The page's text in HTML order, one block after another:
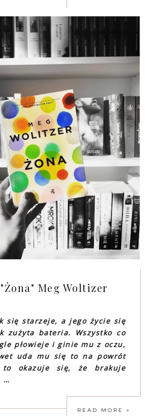
Meg Woltizer
się starzeje, a jego życie się
zużyta bateria. Wszystko co
płowieje i ginie mu z oczu,
uda mu się to na powrót
to okazuje się, że brakuje
…
READ MORE »